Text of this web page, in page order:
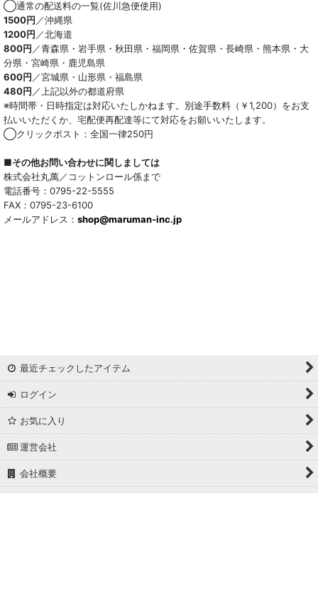
◯通常の配送料の一覧(佐川急便使用)
1500円 ／沖縄県
1200円 ／北海道
800円 ／青森県・岩手県・秋田県・福岡県・佐賀県・長崎県・熊本県・大
分県・宮崎県・鹿児島県
600円 ／宮城県・山形県・福島県
480円 ／上記以外の都道府県
※時間帯・日時指定は対応いたしかねます。別途手数料（￥1,200）をお支
払いいただくか、宅配便再配達等にて対応をお願いいたします。
◯クリックポスト：全国一律250円
■その他お問い合わせに関しましては
株式会社丸萬／コットンロール係まで
電話番号：0795-22-5555
FAX：0795-23-6100
メールアドレス： shop@maruman-inc.jp
最近チェックしたアイテム
ログイン
お気に入り
運営会社
会社概要